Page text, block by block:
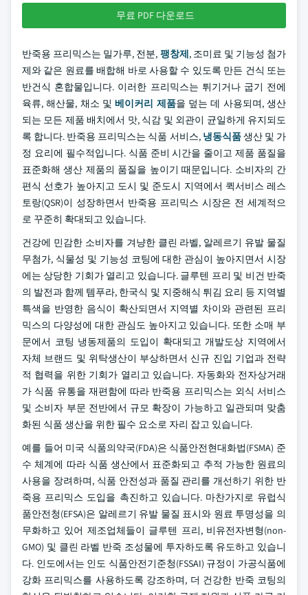
무료 PDF 다운로드
반죽용 프리믹스는 밀가루, 전분, 팽창제, 조미료 및 기능성 첨가
제와 같은 원료를 배합해 바로 사용할 수 있도록 만든 건식 또는
반건식 혼합물입니다. 이러한 프리믹스는 튀기거나 굽기 전에
육류, 해산물, 채소 및베이커리 제품을 덮는 데 사용되며, 생산
되는 모든 제품 배치에서 맛, 식감 및 외관이 균일하게 유지되도
록 합니다. 반죽용 프리믹스는 식품 서비스, 냉동식품생산 및 가
정 요리에 필수적입니다. 식품 준비 시간을 줄이고 제품 품질을
표준화해 생산 제품의 품질을 높이기 때문입니다. 소비자의 간
편식 선호가 높아지고 도시 및 준도시 지역에서 퀵서비스 레스
토랑(QSR)이 성장하면서 반죽용 프리믹스 시장은 전 세계적으
로 꾸준히 확대되고 있습니다.
건강에 민감한 소비자를 겨냥한 클린 라벨, 알레르기 유발 물질
무첨가, 식물성 및 기능성 코팅에 대한 관심이 높아지면서 시장
에는 상당한 기회가 열리고 있습니다. 글루텐 프리 및 비건 반죽
의 발전과 함께 템푸라, 한국식 및 지중해식 튀김 요리 등 지역별
특색을 반영한 음식이 확산되면서 지역별 차이와 관련된 프리
믹스의 다양성에 대한 관심도 높아지고 있습니다. 또한 소매 부
문에서 코팅 냉동제품의 도입이 확대되고 개발도상 지역에서
자체 브랜드 및 위탁생산이 부상하면서 신규 진입 기업과 전략
적 협력을 위한 기회가 열리고 있습니다. 자동화와 전자상거래
가 식품 유통을 재편함에 따라 반죽용 프리믹스는 외식 서비스
및 소비자 부문 전반에서 규모 확장이 가능하고 일관되며 맞춤
화된 식품 생산을 위한 필수 요소로 자리 잡고 있습니다.
예를 들어 미국 식품의약국(FDA)은 식품안전현대화법(FSMA) 준
수 체계에 따라 식품 생산에서 표준화되고 추적 가능한 원료의
사용을 장려하며, 식품 안전성과 품질 관리를 개선하기 위한 반
죽용 프리믹스 도입을 촉진하고 있습니다. 마찬가지로 유럽식
품안전청(EFSA)은 알레르기 유발 물질 표시와 원료 투명성을 의
무화하고 있어 제조업체들이 글루텐 프리, 비유전자변형(non-
GMO) 및 클린 라벨 반죽 조성물에 투자하도록 유도하고 있습니
다. 인도에서는 인도 식품안전기준청(FSSAI) 규정이 가공식품에
강화 프리믹스를 사용하도록 강조하며, 더 건강한 반죽 코팅의